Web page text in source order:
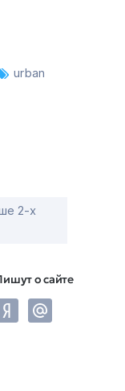
urban
2-х
о сайте